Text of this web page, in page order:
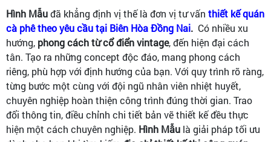
Hình Mẫuđã khẳng định vị thế là đơn vị tư vấn thiết kế quán
cà phê theo yêu cầu tại Biên Hòa Đồng Nai. Có nhiều xu
hướng, phong cách từ cổ điển vintage, đến hiện đại cách
tân. Tạo ra những concept độc đáo, mang phong cách
riêng, phù hợp với định hướng của bạn. Với quy trình rõ ràng,
từng bước một cùng với đội ngũ nhân viên nhiệt huyết,
chuyên nghiệp hoàn thiện công trình đúng thời gian. Trao
đổi thông tin, điều chỉnh chi tiết bản vẽ thiết kế đều thực
hiện một cách chuyên nghiệp. Hình Mẫu là giải pháp tối ưu